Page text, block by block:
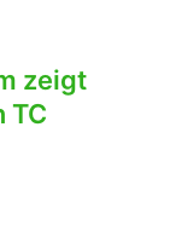
zeigt
TC